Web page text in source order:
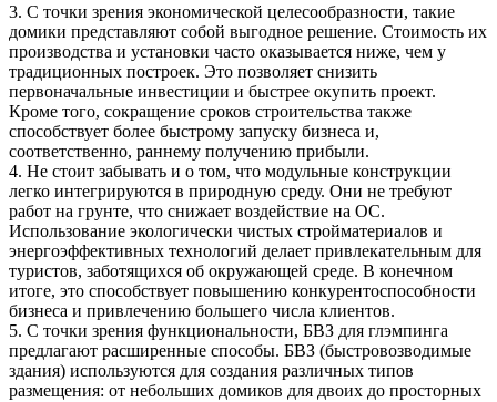
3. С точки зрения экономической целесообразности, такие
домики представляют собой выгодное решение. Стоимость их
производства и установки часто оказывается ниже, чем у
традиционных построек. Это позволяет снизить
первоначальные инвестиции и быстрее окупить проект.
Кроме того, сокращение сроков строительства также
способствует более быстрому запуску бизнеса и,
соответственно, раннему получению прибыли.
4. Не стоит забывать и о том, что модульные конструкции
легко интегрируются в природную среду. Они не требуют
работ на грунте, что снижает воздействие на ОС.
Использование экологически чистых стройматериалов и
энергоэффективных технологий делает привлекательным для
туристов, заботящихся об окружающей среде. В конечном
итоге, это способствует повышению конкурентоспособности
бизнеса и привлечению большего числа клиентов.
5. С точки зрения функциональности, БВЗ для глэмпинга
предлагают расширенные способы. БВЗ (быстровозводимые
здания) используются для создания различных типов
размещения: от небольших домиков для двоих до просторных